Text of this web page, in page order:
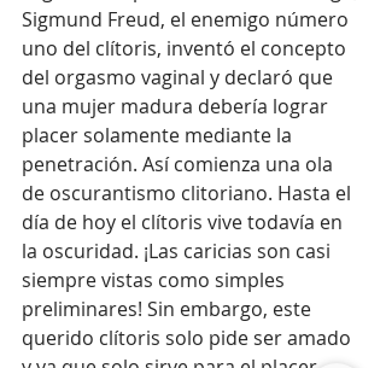
Sigmund Freud, el enemigo número
uno del clítoris, inventó el concepto
del orgasmo vaginal y declaró que
una mujer madura debería lograr
placer solamente mediante la
penetración. Así comienza una ola
de oscurantismo clitoriano. Hasta el
día de hoy el clítoris vive todavía en
la oscuridad. ¡Las caricias son casi
siempre vistas como simples
preliminares! Sin embargo, este
querido clítoris solo pide ser amado